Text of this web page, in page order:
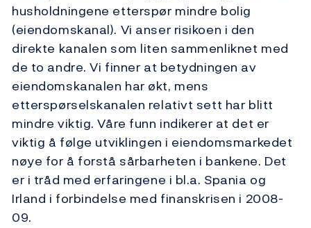
husholdningene etterspør mindre bolig
(eiendomskanal). Vi anser risikoen i den
direkte kanalen som liten sammenliknet med
de to andre. Vi finner at betydningen av
eiendomskanalen har økt, mens
etterspørselskanalen relativt sett har blitt
mindre viktig. Våre funn indikerer at det er
viktig å følge utviklingen i eiendomsmarkedet
nøye for å forstå sårbarheten i bankene. Det
er i tråd med erfaringene i bl.a. Spania og
Irland i forbindelse med finanskrisen i 2008-
09.